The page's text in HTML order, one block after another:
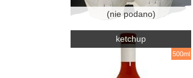
(nie podano)
ketchup
500ml